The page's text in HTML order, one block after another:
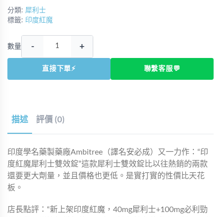
分類: 犀利士
標籤: 印度紅魔
數量 - +
直接下單⚡ 聯繫客服💬
描述 評價 (0)
印度學名藥製藥廠Ambitree（譯名安必成）又一力作：“印
度紅魔犀利士雙效錠”這款犀利士雙效錠比以往熱銷的兩款
還要更大劑量，並且價格也更低。是實打實的性價比天花
板。
店長點評：“新上架印度紅魔，40mg犀利士+100mg必利勁